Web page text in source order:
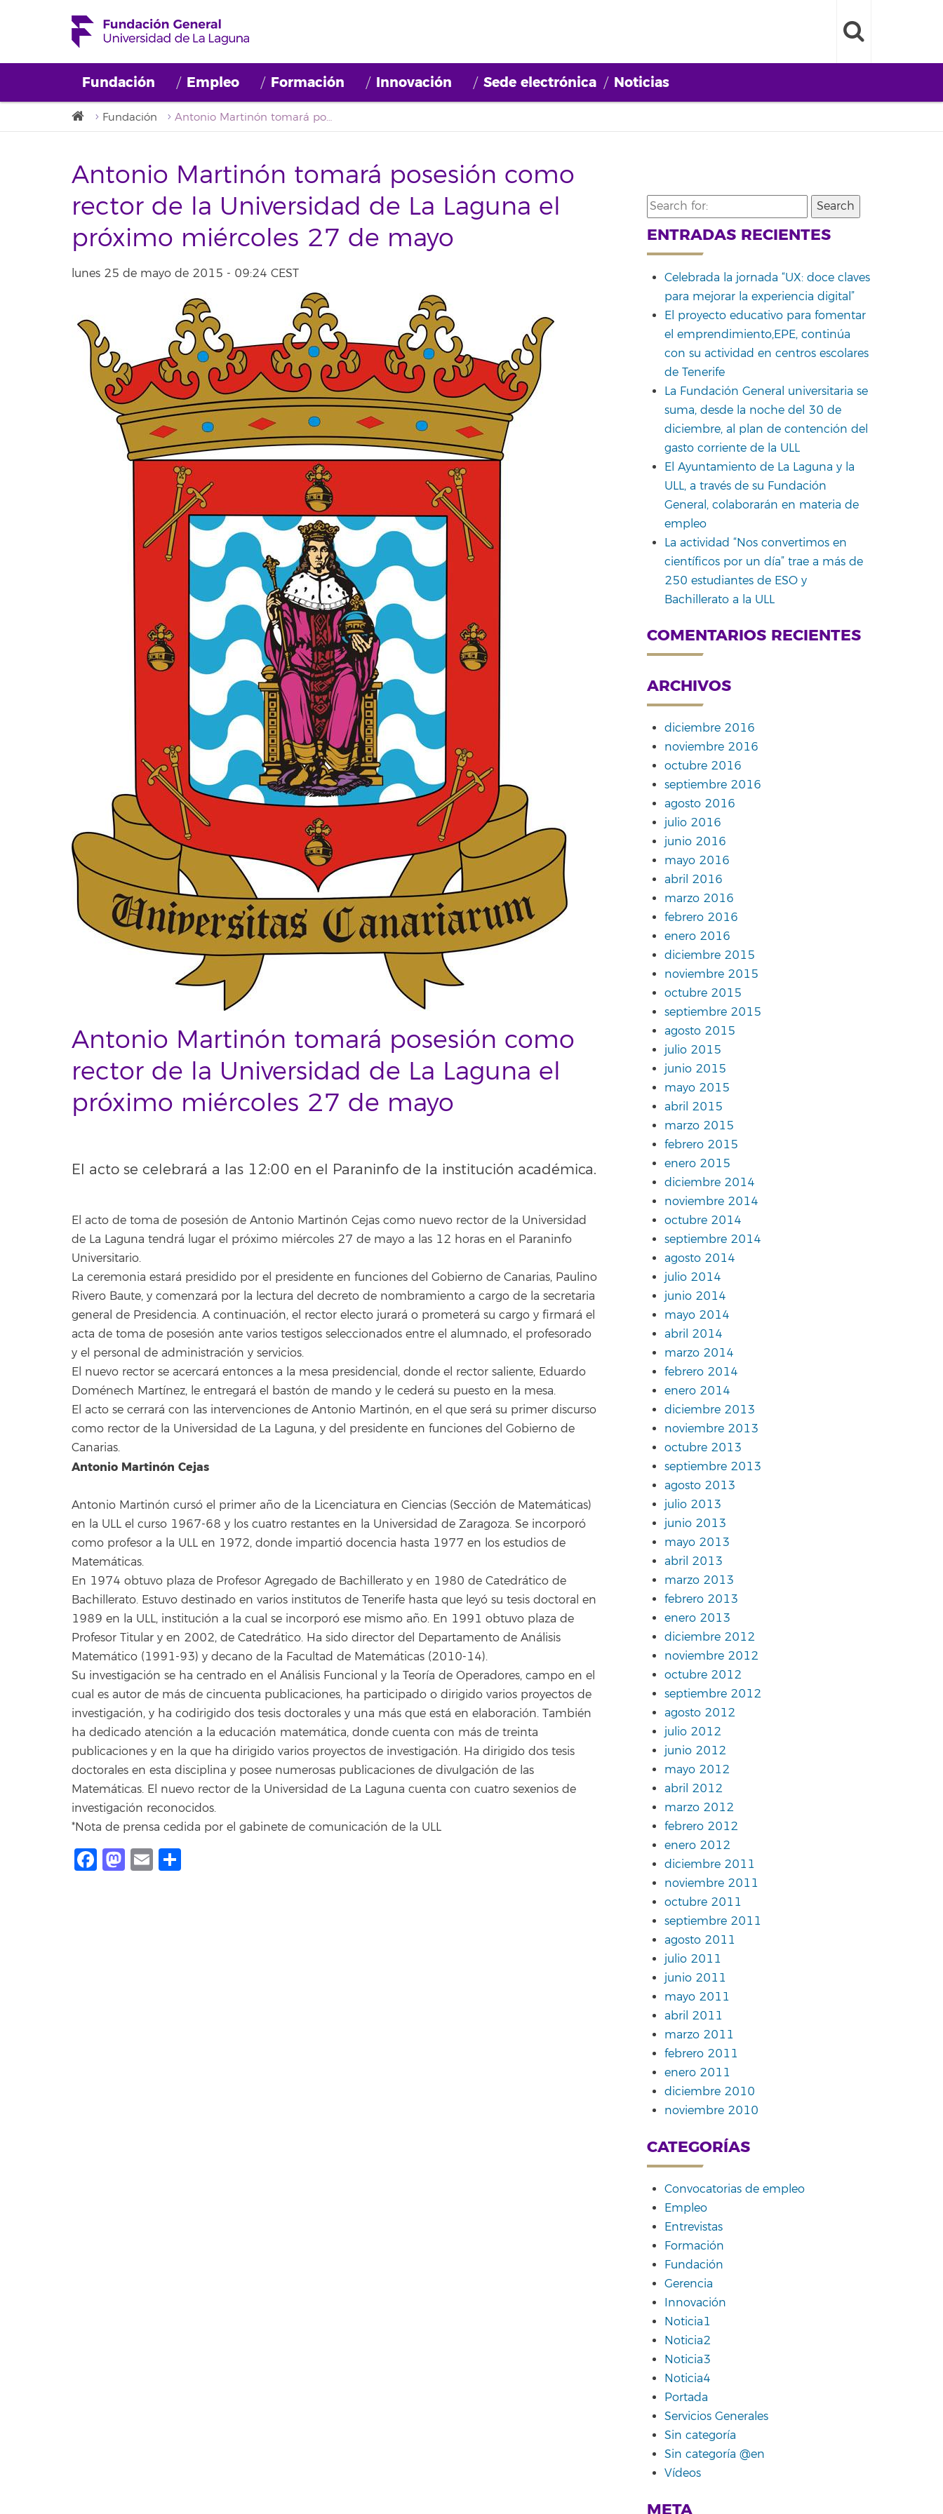
Fundación Empleo Formación Innovación Sede electrónica Noticias
Fundación Antonio Martinón tomará posesión como rector de la Universidad de La Laguna el próximo miércoles 27 de mayo
Antonio Martinón tomará posesión como
rector de la Universidad de La Laguna el
próximo miércoles 27 de mayo
lunes 25 de mayo de 2015 - 09:24 CEST
Antonio Martinón tomará posesión como
rector de la Universidad de La Laguna el
próximo miércoles 27 de mayo
El acto se celebrará a las 12:00 en el Paraninfo de la institución académica.
El acto de toma de posesión de Antonio Martinón Cejas como nuevo rector de la Universidad
de La Laguna tendrá lugar el próximo miércoles 27 de mayo a las 12 horas en el Paraninfo
Universitario.
La ceremonia estará presidido por el presidente en funciones del Gobierno de Canarias, Paulino
Rivero Baute, y comenzará por la lectura del decreto de nombramiento a cargo de la secretaria
general de Presidencia. A continuación, el rector electo jurará o prometerá su cargo y firmará el
acta de toma de posesión ante varios testigos seleccionados entre el alumnado, el profesorado
y el personal de administración y servicios.
El nuevo rector se acercará entonces a la mesa presidencial, donde el rector saliente, Eduardo
Doménech Martínez, le entregará el bastón de mando y le cederá su puesto en la mesa.
El acto se cerrará con las intervenciones de Antonio Martinón, en el que será su primer discurso
como rector de la Universidad de La Laguna, y del presidente en funciones del Gobierno de
Canarias.
Antonio Martinón Cejas
Antonio Martinón cursó el primer año de la Licenciatura en Ciencias (Sección de Matemáticas)
en la ULL el curso 1967-68 y los cuatro restantes en la Universidad de Zaragoza. Se incorporó
como profesor a la ULL en 1972, donde impartió docencia hasta 1977 en los estudios de
Matemáticas.
En 1974 obtuvo plaza de Profesor Agregado de Bachillerato y en 1980 de Catedrático de
Bachillerato. Estuvo destinado en varios institutos de Tenerife hasta que leyó su tesis doctoral en
1989 en la ULL, institución a la cual se incorporó ese mismo año. En 1991 obtuvo plaza de
Profesor Titular y en 2002, de Catedrático. Ha sido director del Departamento de Análisis
Matemático (1991-93) y decano de la Facultad de Matemáticas (2010-14).
Su investigación se ha centrado en el Análisis Funcional y la Teoría de Operadores, campo en el
cual es autor de más de cincuenta publicaciones, ha participado o dirigido varios proyectos de
investigación, y ha codirigido dos tesis doctorales y una más que está en elaboración. También
ha dedicado atención a la educación matemática, donde cuenta con más de treinta
publicaciones y en la que ha dirigido varios proyectos de investigación. Ha dirigido dos tesis
doctorales en esta disciplina y posee numerosas publicaciones de divulgación de las
Matemáticas. El nuevo rector de la Universidad de La Laguna cuenta con cuatro sexenios de
investigación reconocidos.
*Nota de prensa cedida por el gabinete de comunicación de la ULL
Facebook
Mastodon
Email
Search
for:
ENTRADAS RECIENTES
Celebrada la jornada “UX: doce claves
para mejorar la experiencia digital”
El proyecto educativo para fomentar
el emprendimiento,EPE, continúa
con su actividad en centros escolares
de Tenerife
La Fundación General universitaria se
suma, desde la noche del 30 de
diciembre, al plan de contención del
gasto corriente de la ULL
El Ayuntamiento de La Laguna y la
ULL, a través de su Fundación
General, colaborarán en materia de
empleo
La actividad “Nos convertimos en
científicos por un día” trae a más de
250 estudiantes de ESO y
Bachillerato a la ULL
COMENTARIOS RECIENTES
ARCHIVOS
diciembre 2016
noviembre 2016
octubre 2016
septiembre 2016
agosto 2016
julio 2016
junio 2016
mayo 2016
abril 2016
marzo 2016
febrero 2016
enero 2016
diciembre 2015
noviembre 2015
octubre 2015
septiembre 2015
agosto 2015
julio 2015
junio 2015
mayo 2015
abril 2015
marzo 2015
febrero 2015
enero 2015
diciembre 2014
noviembre 2014
octubre 2014
septiembre 2014
agosto 2014
julio 2014
junio 2014
mayo 2014
abril 2014
marzo 2014
febrero 2014
enero 2014
diciembre 2013
noviembre 2013
octubre 2013
septiembre 2013
agosto 2013
julio 2013
junio 2013
mayo 2013
abril 2013
marzo 2013
febrero 2013
enero 2013
diciembre 2012
noviembre 2012
octubre 2012
septiembre 2012
agosto 2012
julio 2012
junio 2012
mayo 2012
abril 2012
marzo 2012
febrero 2012
enero 2012
diciembre 2011
noviembre 2011
octubre 2011
septiembre 2011
agosto 2011
julio 2011
junio 2011
mayo 2011
abril 2011
marzo 2011
febrero 2011
enero 2011
diciembre 2010
noviembre 2010
CATEGORÍAS
Convocatorias de empleo
Empleo
Entrevistas
Formación
Fundación
Gerencia
Innovación
Noticia1
Noticia2
Noticia3
Noticia4
Portada
Servicios Generales
Sin categoría
Sin categoría @en
Vídeos
META